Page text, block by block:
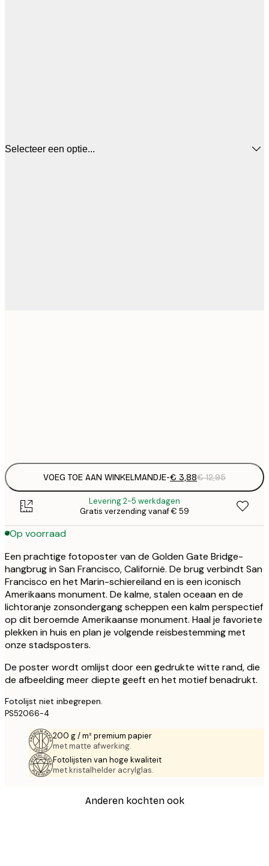
Selecteer een optie...
VOEG TOE AAN WINKELMANDJE-€ 3,88€ 12,95
Levering 2-5 werkdagen
Gratis verzending vanaf € 59
Op voorraad
Een prachtige fotoposter van de Golden Gate Bridge-
hangbrug in San Francisco, Californië. De brug verbindt San
Francisco en het Marin-schiereiland en is een iconisch
Amerikaans monument. De kalme, stalen oceaan en de
lichtoranje zonsondergang scheppen een kalm perspectief
op dit beroemde Amerikaanse monument. Haal je favoriete
plekken in huis en plan je volgende reisbestemming met
onze stadsposters.
De poster wordt omlijst door een gedrukte witte rand, die
de afbeelding meer diepte geeft en het motief benadrukt.
Fotolijst niet inbegrepen.
PS52066-4
200 g / m² premium papier
met matte afwerking.
Fotolijsten van hoge kwaliteit
met kristalhelder acrylglas.
Anderen kochten ook